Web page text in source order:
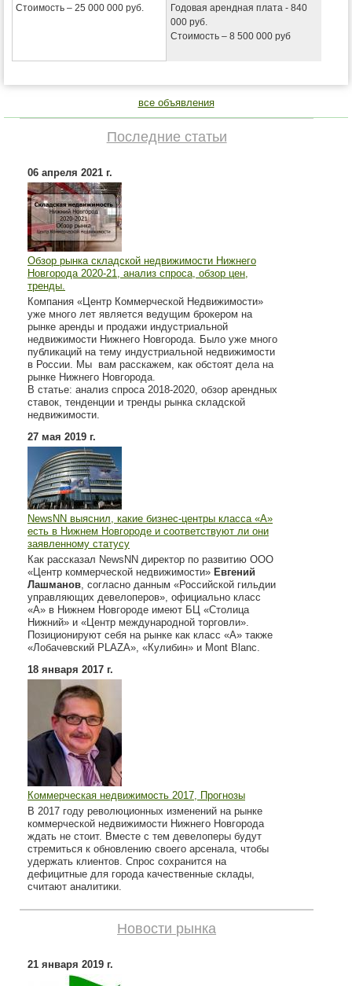
Стоимость – 25 000 000 руб.
Годовая арендная плата - 840
000 руб.
Стоимость – 8 500 000 руб
все объявления
Последние статьи
06 апреля 2021 г.
Обзор рынка складской недвижимости Нижнего
Новгорода 2020-21, анализ спроса, обзор цен,
тренды.
Компания «Центр Коммерческой Недвижимости»
уже много лет является ведущим брокером на
рынке аренды и продажи индустриальной
недвижимости Нижнего Новгорода. Было уже много
публикаций на тему индустриальной недвижимости
в России. Мы вам расскажем, как обстоят дела на
рынке Нижнего Новгорода.
В статье: анализ спроса 2018-2020, обзор арендных
ставок, тенденции и тренды рынка складской
недвижимости.
27 мая 2019 г.
NewsNN выяснил, какие бизнес-центры класса «А»
есть в Нижнем Новгороде и соответствуют ли они
заявленному статусу
Как рассказал NewsNN директор по развитию ООО
«Центр коммерческой недвижимости» Евгений
Лашманов, согласно данным «Российской гильдии
управляющих девелоперов», официально класс
«А» в Нижнем Новгороде имеют БЦ «Столица
Нижний» и «Центр международной торговли».
Позиционируют себя на рынке как класс «А» также
«Лобачевский PLAZA», «Кулибин» и Mont Blanc.
18 января 2017 г.
Коммерческая недвижимость 2017, Прогнозы
В 2017 году революционных изменений на рынке
коммерческой недвижимости Нижнего Новгорода
ждать не стоит. Вместе с тем девелоперы будут
стремиться к обновлению своего арсенала, чтобы
удержать клиентов. Спрос сохранится на
дефицитные для города качественные склады,
считают аналитики.
Новости рынка
21 января 2019 г.